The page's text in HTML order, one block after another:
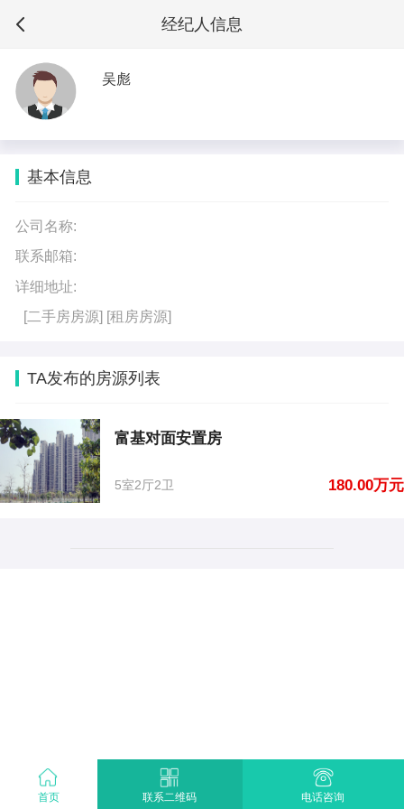
经纪人信息
首页 联系二维码 电话咨询
吴彪
基本信息
公司名称:
联系邮箱:
详细地址:
[二手房房源] [租房房源]
TA发布的房源列表
富基对面安置房
5室2厅2卫 180.00万元